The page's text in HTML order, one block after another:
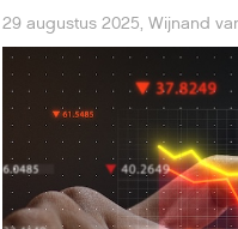
29 augustus 2025,Wijnand